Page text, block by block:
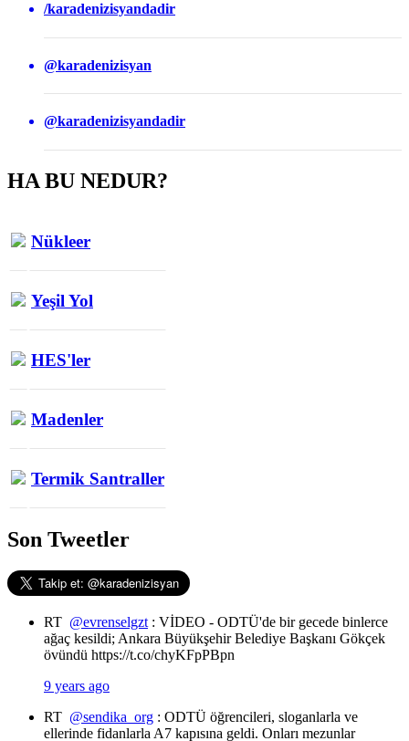
/karadenizisyandadir
@karadenizisyan
@karadenizisyandadir
HA BU NEDUR?
Nükleer
Yeşil Yol
HES'ler
Madenler
Termik Santraller
Son Tweetler
RT @evrenselgzt : VİDEO - ODTÜ'de bir gecede binlerce
ağaç kesildi; Ankara Büyükşehir Belediye Başkanı Gökçek
övündü https://t.co/chyKFpPBpn
9 years ago
RT @sendika_org : ODTÜ öğrencileri, sloganlarla ve
ellerinde fidanlarla A7 kapısına geldi. Onları mezunlar